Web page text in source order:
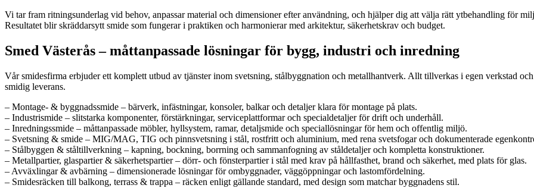
Vi tar fram ritningsunderlag vid behov, anpassar material och dimensioner efter användning, och hjälper dig att välja rätt ytbehandling för
Resultatet blir skräddarsytt smide som fungerar i praktiken och harmonierar med arkitektur, säkerhetskrav och budget.
Smed Västerås – måttanpassade lösningar för bygg, industri och inredning
Vår smidesfirma erbjuder ett komplett utbud av tjänster inom svetsning, stålbyggnation och metallhantverk. Allt tillverkas i egen verkstad
smidig leverans.
– Montage- & byggnadssmide – bärverk, infästningar, konsoler, balkar och detaljer klara för montage på plats.
– Industrismide – slitstarka komponenter, förstärkningar, serviceplattformar och specialdetaljer för drift och underhåll.
– Inredningssmide – måttanpassade möbler, hyllsystem, ramar, detaljsmide och speciallösningar för hem och offentlig miljö.
– Svetsning & smide – MIG/MAG, TIG och pinnsvetsning i stål, rostfritt och aluminium, med rena svetsfogar och dokumenterade
– Stålbyggen & ståltillverkning – kapning, bockning, borrning och sammanfogning av ståldetaljer och kompletta konstruktioner.
– Metallpartier, glaspartier & säkerhetspartier – dörr- och fönsterpartier i stål med krav på hållfasthet, brand och säkerhet, med plats för glas.
– Avväxlingar & avbärning – dimensionerade lösningar för ombyggnader, väggöppningar och lastomfördelning.
– Smidesräcken till balkong, terrass & trappa – räcken enligt gällande standard, med design som matchar byggnadens stil.